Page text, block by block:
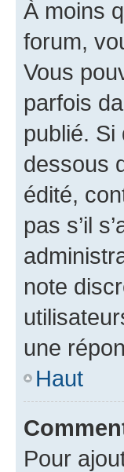
À moins
forum,
Vous
parfois
publié. Si
dessous
édité,
pas s’il
note
une
Haut
Pour